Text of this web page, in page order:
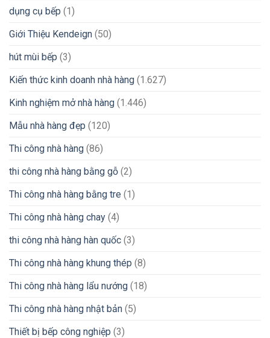
dụng cụ bếp (1)
Giới Thiệu Kendeign (50)
hút mùi bếp (3)
Kiến thức kinh doanh nhà hàng (1.627)
Kinh nghiệm mở nhà hàng (1.446)
Mẫu nhà hàng đẹp (120)
Thi công nhà hàng (86)
thi công nhà hàng bằng gỗ (2)
Thi công nhà hàng bằng tre (1)
Thi công nhà hàng chay (4)
thi công nhà hàng hàn quốc (3)
Thi công nhà hàng khung thép (8)
Thi công nhà hàng lẩu nướng (18)
Thi công nhà hàng nhật bản (5)
Thiết bị bếp công nghiệp (3)